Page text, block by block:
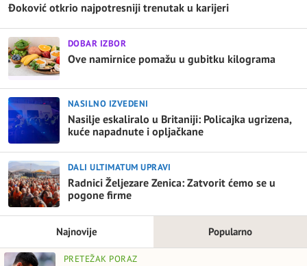
Đoković otkrio najpotresniji trenutak u karijeri
DOBAR IZBOR
Ove namirnice pomažu u gubitku kilograma
NASILNO IZVEDENI
Nasilje eskaliralo u Britaniji: Policajka ugrizena,
kuće napadnute i opljačkane
DALI ULTIMATUM UPRAVI
Radnici Željezare Zenica: Zatvorit ćemo se u
pogone firme
Najnovije Popularno
PRETEŽAK PORAZ